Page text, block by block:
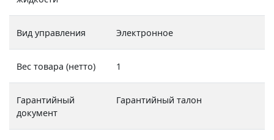
Вид управления Электронное
Вес товара (нетто) 1
Гарантийный
документ
Гарантийный талон